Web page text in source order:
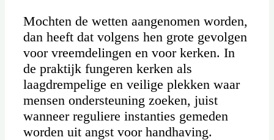
Mochten de wetten aangenomen worden,
dan heeft dat volgens hen grote gevolgen
voor vreemdelingen en voor kerken. In
de praktijk fungeren kerken als
laagdrempelige en veilige plekken waar
mensen ondersteuning zoeken, juist
wanneer reguliere instanties gemeden
worden uit angst voor handhaving.